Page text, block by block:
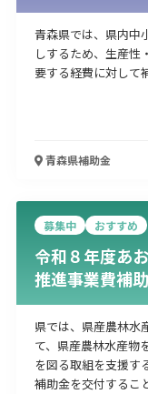
青森県では、県内中
しするため、生産性
要する経費に対して
青森県補助金
募集中 おすすめ
令和８年度あ
推進事業費補
県では、県産農林水
て、県産農林水産物
を図る取組を支援す
補助金を交付するこ